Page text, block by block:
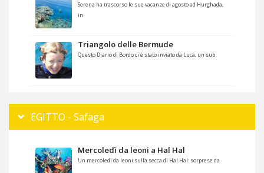
Serena ha trascorso le sue vacanze di agosto ad Hurghada,
in
Triangolo delle Bermude
Questo Diario di Bordo ci è stato inviato da Luca, un sub
EGITTO - Safaga
Mercoledì da leoni a Hal Hal
Un mercoledì da leoni sulla secca di Hal Hal: sorprese da